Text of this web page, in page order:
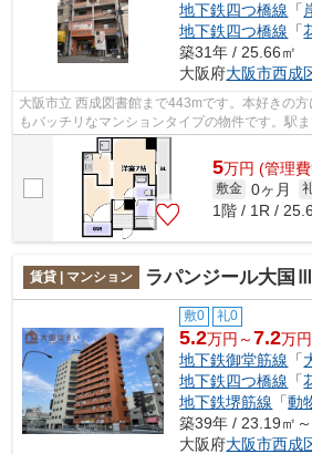
地下鉄四つ橋線 「
地下鉄四つ橋線 「
築31年 / 25.66㎡
大阪府大阪市西成
大阪市立 西成図書館まで443mです。本好きの
もバッチリなマンションタイプの物件です。駅
る、アクセス良好な物件です。共用部に...
5万円 (管理
敷金 0ヶ月
1階 / 1R /
賃貸 | マンション ラパンジール大国Ⅲ
敷0 礼0
5.2万円～7.2万円
地下鉄御堂筋線 「
地下鉄四つ橋線 「
地下鉄堺筋線 「動
築39年 / 23.19㎡
大阪府大阪市西成